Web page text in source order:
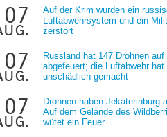
07
Auf der Krim wurden ein
Luftabwehrsystem und ein
zerstört
07
Russland hat 147 Drohnen
abgefeuert; die Luftabwehr hat
unschädlich gemacht
07
Drohnen haben Jekaterinburg
Auf dem Gelände des
wütet ein Feuer